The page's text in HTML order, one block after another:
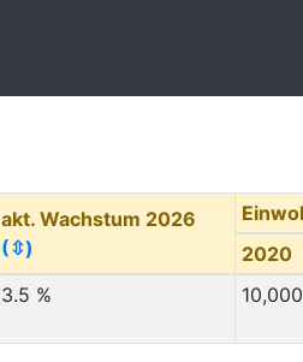
akt. Wachstum 2026
(⇳)
2020
3.5 % 10,000